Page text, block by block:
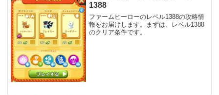
1388
ファームヒーローのレベル1388の攻略情
報をお届けします。まずは、レベル1388
のクリア条件です。